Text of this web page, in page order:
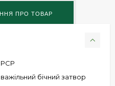
PCP
важільний бічний затвор